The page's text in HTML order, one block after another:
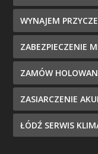
WYNAJEM
ZABEZPIECZENIE
ZAMÓW
ZASIARCZENIE
ŁÓDŹ SERWIS